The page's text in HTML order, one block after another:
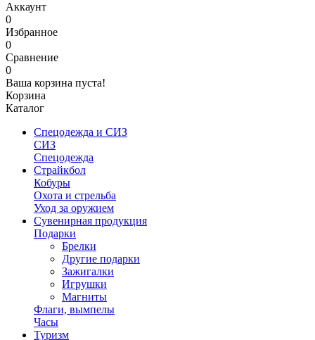
Аккаунт
0
Избранное
0
Сравнение
0
Ваша корзина пуста!
Корзина
Каталог
Спецодежда и СИЗ
СИЗ
Спецодежда
Страйкбол
Кобуры
Охота и стрельба
Уход за оружием
Сувенирная продукция
Подарки
Брелки
Другие подарки
Зажигалки
Игрушки
Магниты
Флаги, вымпелы
Часы
Туризм